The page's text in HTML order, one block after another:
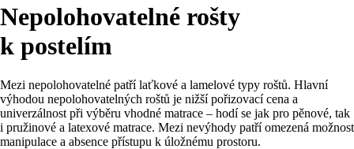
Nepolohovatelné rošty
k postelím
Mezi nepolohovatelné patří laťkové a lamelové typy roštů. Hlavní
výhodou nepolohovatelných roštů je nižší pořizovací cena a
univerzálnost při výběru vhodné matrace – hodí se jak pro pěnové, tak
i pružinové a latexové matrace. Mezi nevýhody patří omezená možnost
manipulace a absence přístupu k úložnému prostoru.